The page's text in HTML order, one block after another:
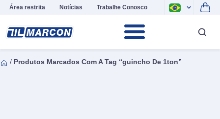
Área restrita Notícias Trabalhe Conosco
/ Produtos Marcados Com A Tag “guincho De 1ton”